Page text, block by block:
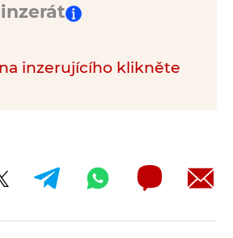
inzerujícího klikněte